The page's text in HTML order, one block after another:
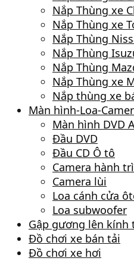
Nắp Thùng xe
Nắp Thùng xe
Nắp Thùng
Nắp Thùng
Nắp Thùng
Nắp Thùng xe
Nắp thùng xe
Màn hình-Loa-
Màn hình DVD
Đầu DVD
Đầu CD Ô tô
Camera hành
Camera lùi
Loa cánh cửa
Loa subwoofer
Gập gương lên kính
Đồ chơi xe bán tải
Đồ chơi xe hơi